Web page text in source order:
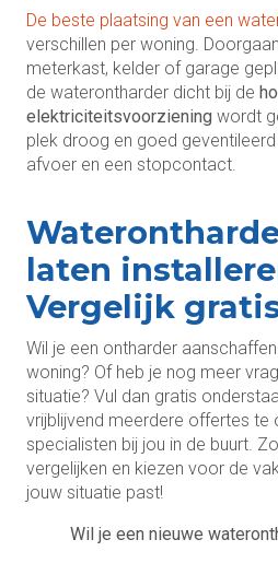
De beste plaatsing van een
verschillen per woning.
meterkast, kelder of garage
de waterontharder dicht bij de
elektriciteitsvoorziening wordt
plek droog en goed
afvoer en een stopcontact.
laten
Vergelijk
Wil je een ontharder
woning? Of heb je nog meer
situatie? Vul dan gratis
vrijblijvend meerdere offertes te
specialisten bij jou in de buurt.
vergelijken en kiezen voor de
jouw situatie past!
Wil je een nieuwe